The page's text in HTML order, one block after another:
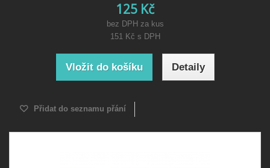
125 Kč
bez DPH za kus
151 Kč s DPH
Vložit do košíku Detaily
Přidat do seznamu přání